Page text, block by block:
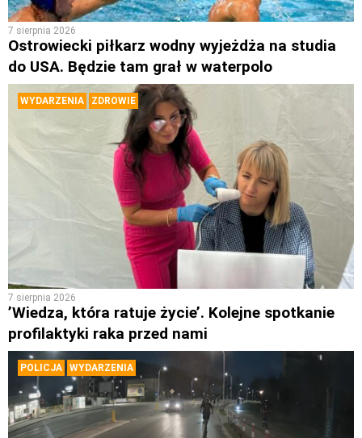
7 sierpnia 2026
Ostrowiecki piłkarz wodny wyjeżdża na studia
do USA. Będzie tam grał w waterpolo
WYDARZENIA ZDROWIE
7 sierpnia 2026
’Wiedza, która ratuje życie’. Kolejne spotkanie
profilaktyki raka przed nami
POLICJA WYDARZENIA